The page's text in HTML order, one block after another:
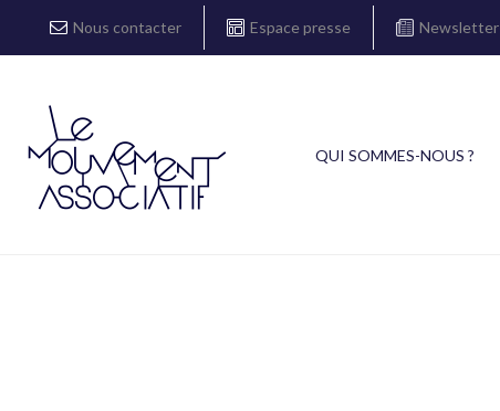
Nous contacter Espace presse Newsletter
QUI SOMMES-NOUS ?